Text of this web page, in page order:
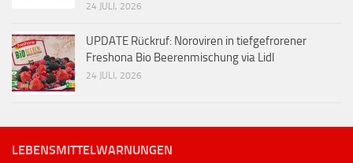
24 JULI, 2026
UPDATE Rückruf: Noroviren in tiefgefrorener
Freshona Bio Beerenmischung via Lidl
24 JULI, 2026
LEBENSMITTELWARNUNGEN